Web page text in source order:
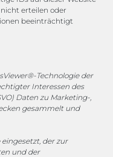
erteilen oder
beeinträchtigt
Technologie der
Interessen des
Daten zu Marketing-,
gesammelt und
der zur
und der